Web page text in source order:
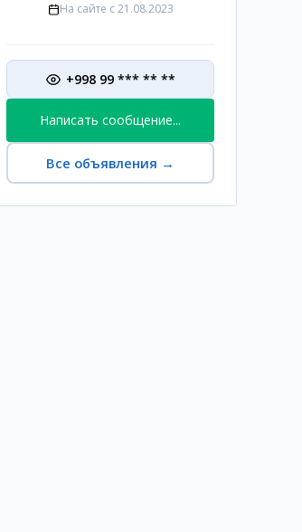
На сайте с 21.08.2023
+998 99 *** ** **
Написать сообщение...
Все объявления →